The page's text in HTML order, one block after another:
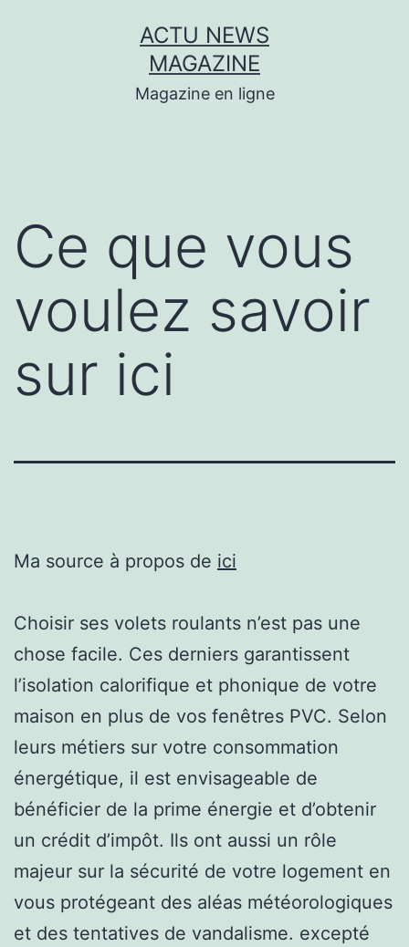
ACTU NEWS
MAGAZINE
Magazine en ligne
Ce que vous
voulez savoir
sur ici
Ma source à propos de ici
Choisir ses volets roulants n’est pas une
chose facile. Ces derniers garantissent
l’isolation calorifique et phonique de votre
maison en plus de vos fenêtres PVC. Selon
leurs métiers sur votre consommation
énergétique, il est envisageable de
bénéficier de la prime énergie et d’obtenir
un crédit d’impôt. Ils ont aussi un rôle
majeur sur la sécurité de votre logement en
vous protégeant des aléas météorologiques
et des tentatives de vandalisme. excepté